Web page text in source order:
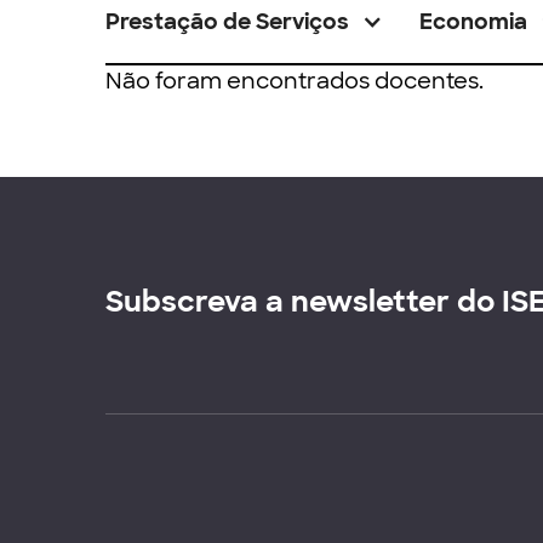
Prestação de Serviços Economia
Não foram encontrados docentes.
Subscreva a newsletter do